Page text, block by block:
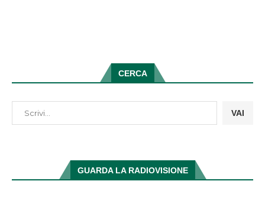
CERCA
VAI
GUARDA LA RADIOVISIONE